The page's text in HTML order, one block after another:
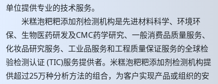
单位提供专业的技术服务。
米糕泡粑粑添加剂检测机构是先进材料科学、环境环
保、生物医药研发及CMC药学研究、一般消费品质量服务、
化妆品研究服务、工业品服务和工程质量保证服务的全球检
验检测认证 (TIC)服务提供者。米糕泡粑粑添加剂检测机构提
供超过25万种分析方法的组合，为客户实现产品或组织的安